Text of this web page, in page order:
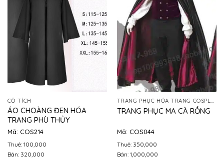
CỔ TÍCH
ÁO CHOÀNG ĐEN HÓA
TRANG PHÙ THỦY
Mã: COS214
Thuê: 100,000
Bán: 320,000
TRANG PHỤC HÓA TRANG COSPLAY
TRANG PHỤC MA CÀ RỒNG
Mã: COS044
Thuê: 350,000
Bán: 1,000,000